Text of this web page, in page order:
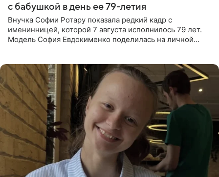
с бабушкой в день ее 79-летия
Внучка Софии Ротару показала редкий кадр с
именинницей, которой 7 августа исполнилось 79 лет.
Модель София Евдокименко поделилась на личной